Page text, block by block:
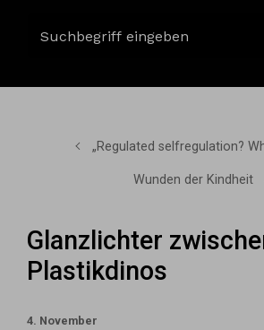
„Regulated selfregulation?
Wunden der Kindheit
Glanzlichter
Plastikdinos
4. November